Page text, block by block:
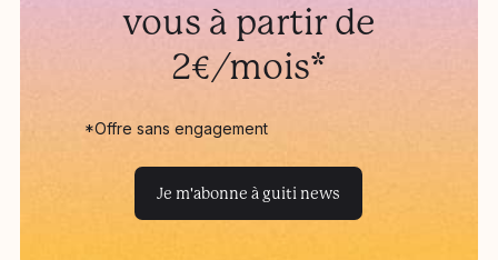
vous à partir de
2€/mois*
*Offre sans engagement
Je m'abonne à guiti news